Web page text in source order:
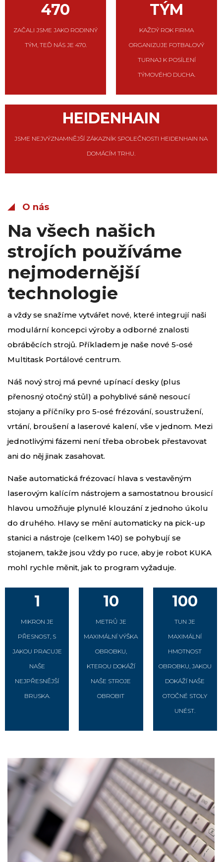
470
ZAČALI JSME JAKO RODINNÝ
TÝM, TEĎ NÁS JE 470.
TÝM
KAŽDÝ ROK FIRMA
ORGANIZUJE FOTBALOVÝ
TURNAJ K POSÍLENÍ
TÝMOVÉHO DUCHA.
HEIDENHAIN
JSME NEJVÝZNAMNĚJŠÍ ZÁKAZNÍK SPOLEČNOSTI HEIDENHAIN NA
DOMÁCÍM TRHU.
O nás
Na všech našich
strojích používáme
nejmodernější
technologie
a vždy se snažíme vytvářet nové, které integrují naši
modulární koncepci výroby a odborné znalosti
obráběcích strojů. Příkladem je naše nové 5-osé
Multitask Portálové centrum.
Náš nový stroj má pevné upínací desky (plus
přenosný otočný stůl) a pohyblivé sáně nesoucí
stojany a příčníky pro 5-osé frézování, soustružení,
vrtání, broušení a laserové kalení, vše v jednom. Mezi
jednotlivými fázemi není třeba obrobek přestavovat
ani do něj jinak zasahovat.
Naše automatická frézovací hlava s vestavěným
laserovým kalícím nástrojem a samostatnou brousicí
hlavou umožňuje plynulé klouzání z jednoho úkolu
do druhého. Hlavy se mění automaticky na pick-up
stanici a nástroje (celkem 140) se pohybují se
stojanem, takže jsou vždy po ruce, aby je robot KUKA
mohl rychle měnit, jak to program vyžaduje.
1
MIKRON JE
PŘESNOST, S
JAKOU PRACUJE
NAŠE
NEJPŘESNĚJŠÍ
BRUSKA.
10
METRŮ JE
MAXIMÁLNÍ VÝŠKA
OBROBKU,
KTEROU DOKÁŽÍ
NAŠE STROJE
OBROBIT
100
TUN JE
MAXIMÁLNÍ
HMOTNOST
OBROBKU, JAKOU
DOKÁŽÍ NAŠE
OTOČNÉ STOLY
UNÉST.